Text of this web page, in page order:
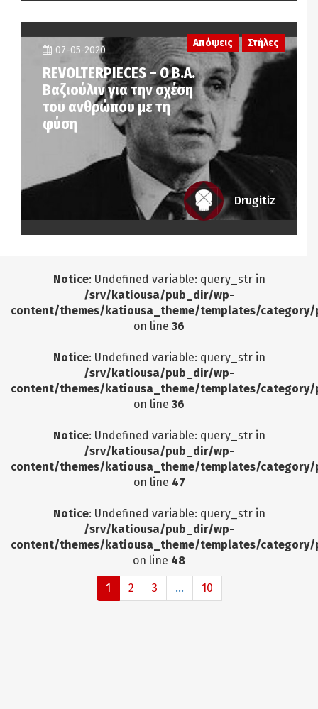
07-05-2020
REVOLTERPIECES – Ο Β.Α.
Βαζιούλιν για την σχέση
του ανθρώπου με τη
φύση
Απόψεις Στήλες
Drugitiz
Notice: Undefined variable: query_str in
/srv/katiousa/pub_dir/wp-
content/themes/katiousa_theme/templates/
on line 36
Notice: Undefined variable: query_str in
/srv/katiousa/pub_dir/wp-
content/themes/katiousa_theme/templates/
on line 36
Notice: Undefined variable: query_str in
/srv/katiousa/pub_dir/wp-
content/themes/katiousa_theme/templates/
on line 47
Notice: Undefined variable: query_str in
/srv/katiousa/pub_dir/wp-
content/themes/katiousa_theme/templates/
on line 48
1 2 3 ... 10